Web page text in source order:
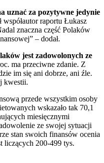
uznać za pozytywne jedynie
współautor raportu Łukasz
znaczna część Polaków
– dodał.
jest zadowolonych ze
ma przeciwne zdanie. Z
im się ani dobrze, ani źle.
kwestii.
przede wszystkim osoby
wskazało tak 70,1
miesięcznymi
ze swojej sytuacji
stan swoich finansów ocenia
liczących 200-499 tys.